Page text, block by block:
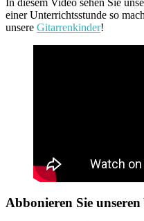
einer Unterrichtsstunde so
unsere Gitarrenkinder!
Abbonieren Sie